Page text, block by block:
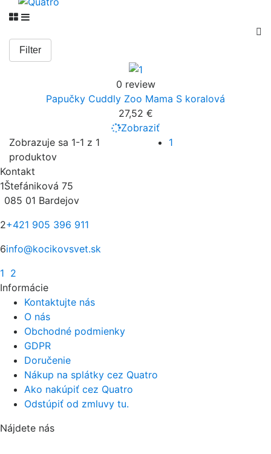

Filter
0 review
Papučky Cuddly Zoo Mama S koralová
27,52 €
Zobraziť
Zobrazuje sa 1-1 z 1
produktov
1
Kontakt
1Štefániková 75
085 01 Bardejov
2+421 905 396 911
6info@kocikovsvet.sk
1 2
Informácie
Kontaktujte nás
O nás
Obchodné podmienky
GDPR
Doručenie
Nákup na splátky cez Quatro
Ako nakúpiť cez Quatro
Odstúpiť od zmluvy tu.
Nájdete nás